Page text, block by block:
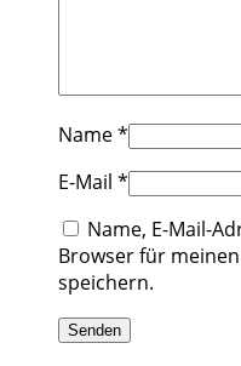
Name*
E-Mail *
Name, E-Mail-
Browser für
speichern.